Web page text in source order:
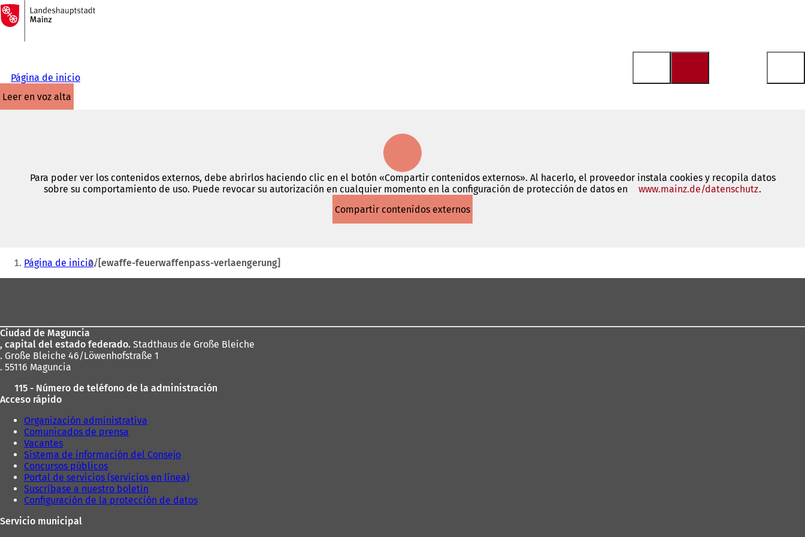
Saltar al contenido
A
la
página
Página de inicio
leer en voz alta
Para poder ver los contenidos externos, debe abrirlos haciendo clic en el botón «Compartir contenidos externos». Al hacerlo, el proveedor instala cookies y recopila datos
sobre su comportamiento de uso. Puede revocar su autorización en cualquier momento en la configuración de protección de datos en
www.mainz.de/datenschutz(Se
.
Compartir contenidos externos
Estás
aquí:
Página de inicio [ewaffe-feuerwaffenpass-verlaengerung]
pies
Ciudad de Maguncia
, capital del estado federado. Stadthaus de Große Bleiche
. Große Bleiche 46/Löwenhofstraße 1
. 55116 Maguncia
115 - Número de teléfono de la administración
Acceso rápido
Organización administrativa
Comunicados de prensa
Vacantes
Sistema de información del Consejo
Concursos públicos
Portal de servicios (servicios en línea)
Suscríbase a nuestro boletín
Configuración de la protección de datos
Servicio municipal